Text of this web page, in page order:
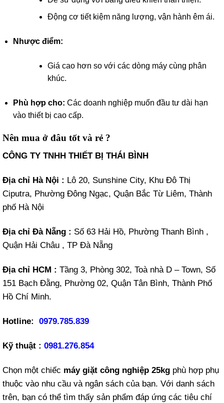
Động cơ tiết kiệm năng lượng, vận hành êm ái.
Nhược điểm:
Giá cao hơn so với các dòng máy cùng phân
khúc.
Phù hợp cho: Các doanh nghiệp muốn đầu tư dài hạn
vào thiết bị cao cấp.
Nên mua ở đâu tốt và rẻ ?
CÔNG TY TNHH THIẾT BỊ THÁI BÌNH
Địa chỉ Hà Nội : Lô 20, Sunshine City, Khu Đô Thị
Ciputra, Phường Đông Ngạc, Quận Bắc Từ Liêm, Thành
phố Hà Nội
Địa chỉ Đà Nẵng : Số 63 Hải Hồ, Phường Thanh Bình ,
Quận Hải Châu , TP Đà Nẵng
Địa chỉ HCM : Tầng 3, Phòng 302, Toà nhà D – Town, Số
151 Bạch Đằng, Phường 02, Quận Tân Bình, Thành Phố
Hồ Chí Minh.
Hotline: 0979.785.839
Kỹ thuật : 0981.276.854
Chọn một chiếc máy giặt công nghiệp 25kg phù hợp phụ
thuộc vào nhu cầu và ngân sách của bạn. Với danh sách
trên, bạn có thể tìm thấy sản phẩm đáp ứng các tiêu chí